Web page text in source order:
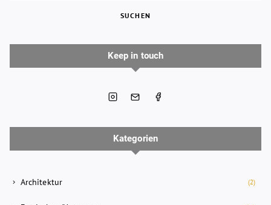
SUCHEN
Keep in touch
Kategorien
Architektur (2)